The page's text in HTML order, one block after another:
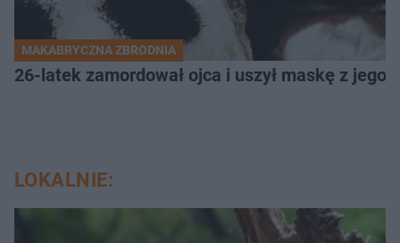
MAKABRYCZNA ZBRODNIA
26-latek zamordował ojca i uszył maskę z
LOKALNIE: